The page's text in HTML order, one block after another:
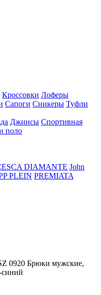
Кроссовки Лоферы
Сапоги Сникеры Туфли
Джинсы Спортивная
поло
DIAMANTE John
PLEIN PREMIATA
0920 Брюки мужские,
синий